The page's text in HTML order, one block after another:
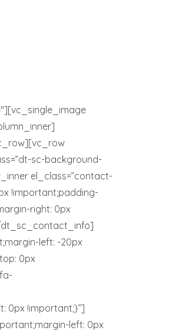
sc-background-
el_class=”contact-
!important;padding-
right: 0px
dt_sc_contact_info]
left: -20px
0px
0px !important;}”]
left: 0px